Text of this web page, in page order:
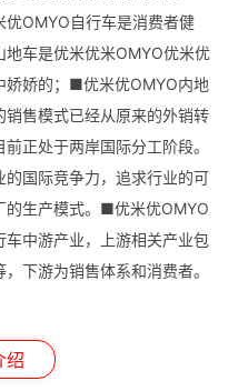
OMYO自行车是消费者健
车是优米优米OMYO优米优
娇娇的；■优米优OMYO内地
售模式已经从原来的外销转
正处于两岸国际分工阶段。
国际竞争力，追求行业的可
的生产模式。■优米优OMYO
中游产业，上游相关产业包
下游为销售体系和消费者。
绍